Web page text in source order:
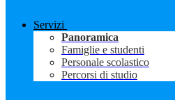
Servizi
Panoramica
Famiglie e studenti
Personale scolastico
Percorsi di studio